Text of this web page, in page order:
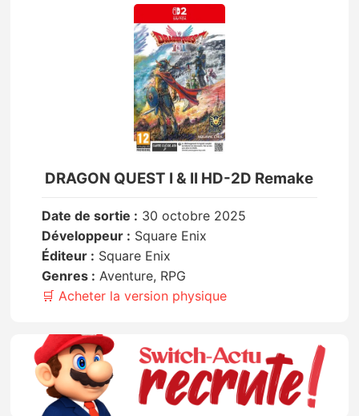
DRAGON QUEST I & II HD-2D Remake
Date de sortie : 30 octobre 2025
Développeur : Square Enix
Éditeur : Square Enix
Genres : Aventure, RPG
🛒 Acheter la version physique